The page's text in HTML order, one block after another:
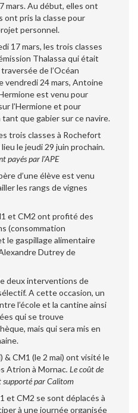
mars. Au début, elles ont
ont pris la classe pour
personnel.
17 mars, les trois classes
Thalassa qui était
de l’Océan
vendredi 24 mars, Antoine
est venu pour
l’Hermione et pour
que gabier sur ce navire.
trois classes à Rochefort
le jeudi 29 juin prochain.
payés par l’APE
d’une élève est venu
les rangs de vignes
et CM2 ont profité des
(consommation
le gaspillage alimentaire
Dutrey de
deux interventions de
A cette occasion, un
l’école et la cantine ainsi
qui se trouve
mais qui sera mis en
& CM1 (le 2 mai) ont visité le
Atrion à Mornac. Le coût de
supporté par Calitom
et CM2 se sont déplacés à
à une journée organisée